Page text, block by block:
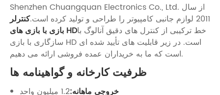
Shenzhen Chuangquan Electronics Co., Ltd. از سال
2011 لوازم جانبی کامپیوتر را طراحی و تولید کرده است.
کنترلر
بازی با بازی های HDخط ترکیبی از کنترل های دقیق آنالوگ با
سازگاری با بازی HD است. در زیر قابلیت های تأیید شده ای
است که ما به خریداران عمده فروشی ارائه می دهیم.
ظرفیت کارخانه و گواهینامه ها
خروجی ماهانه:1.2 میلیون واحد